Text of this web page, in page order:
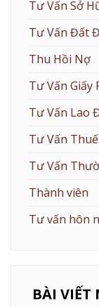
Tư Vấn Sở
Tư Vấn Đất
Thu Hồi Nợ
Tư Vấn Giấy
Tư Vấn Lao
Tư Vấn Thuế
Tư Vấn
Thành viên
Tư vấn hôn
BÀI VIẾT